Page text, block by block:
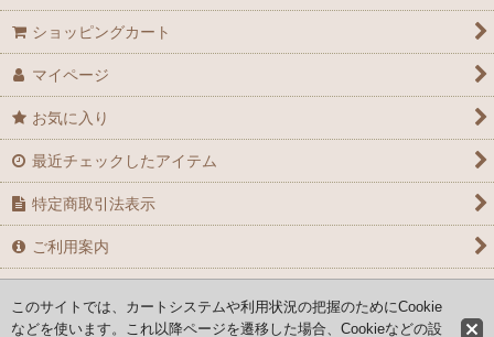
ショッピングカート
マイページ
お気に入り
最近チェックしたアイテム
特定商取引法表示
ご利用案内
このサイトでは、カートシステムや利用状況の把握のためにCookie
などを使います。これ以降ページを遷移した場合、Cookieなどの設